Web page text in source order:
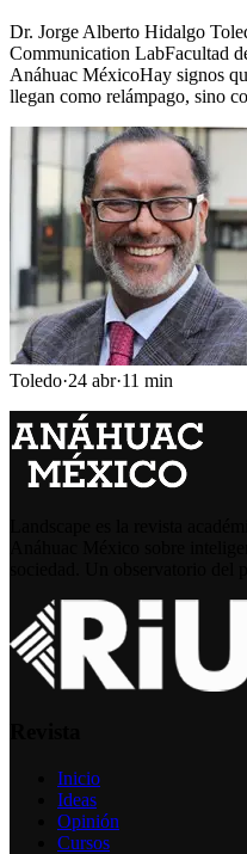
Dr. Jorge Alberto Hidalgo
Communication LabFacultad
Anáhuac MéxicoHay signos
llegan como relámpago, sino
Toledo·24 abr·11 min
Inicio
Ideas
Opinión
Cursos